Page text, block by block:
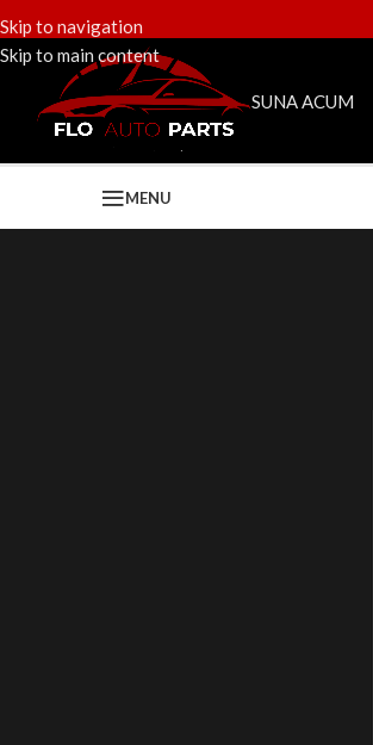
Skip to navigation
Skip to main content
SUNA ACUM
MENU